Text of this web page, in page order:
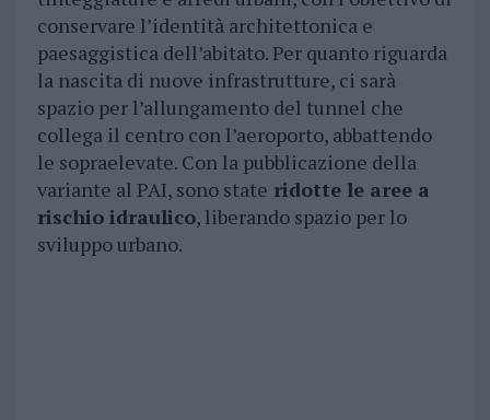
conservare l’identità architettonica e
paesaggistica dell’abitato. Per quanto riguarda
la nascita di nuove infrastrutture, ci sarà
spazio per l’allungamento del tunnel che
collega il centro con l’aeroporto, abbattendo
le sopraelevate. Con la pubblicazione della
variante al PAI, sono state ridotte le aree a
rischio idraulico, liberando spazio per lo
sviluppo urbano.